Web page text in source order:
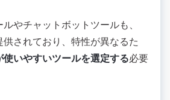
やチャットボットツールも、
されており、特性が異なるた
使いやすいツールを選定する必要